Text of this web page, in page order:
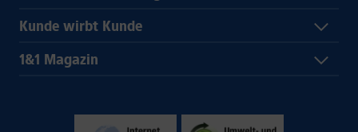
Kunde wirbt Kunde
1&1 Magazin